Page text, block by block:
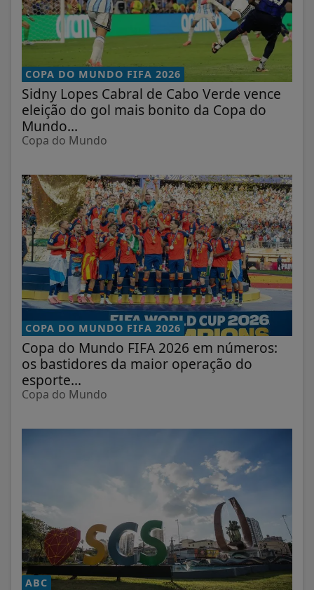
COPA DO MUNDO FIFA 2026
Sidny Lopes Cabral de Cabo Verde vence
eleição do gol mais bonito da Copa do
Mundo...
Copa do Mundo
COPA DO MUNDO FIFA 2026
Copa do Mundo FIFA 2026 em números:
os bastidores da maior operação do
esporte...
Copa do Mundo
ABC